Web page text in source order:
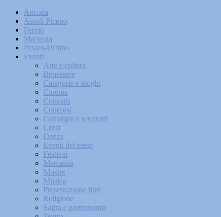
Ancona
Ascoli Piceno
Fermo
Macerata
Pesaro-Urbino
Eventi
Arte e cultura
Benessere
Categorie e luoghi
Cinema
Concerti
Concorsi
Convegni e seminari
Corsi
Danza
Eventi del mese
Festival
Mercatini
Mostre
Musica
Presentazione libri
Religione
Sagra e gastronomia